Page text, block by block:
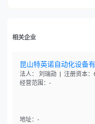
相关企业
昆山特英诺自动化设备
法人： 刘瑞勋 | 注册资本：
经营范围：-
地址：-